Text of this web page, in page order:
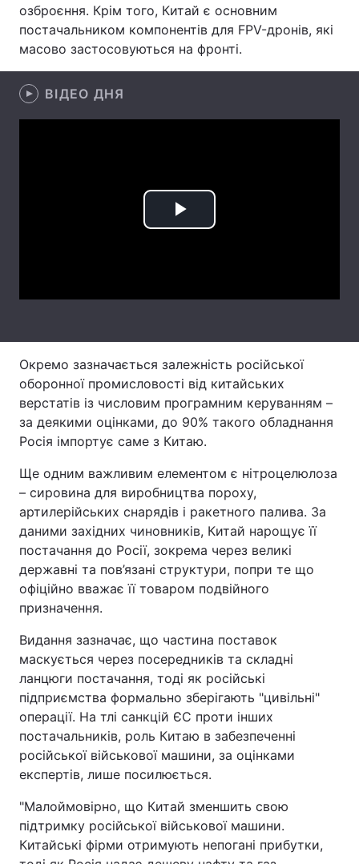
Архів Вакансії
Контакти
озброєння. Крім того, Китай є основним
постачальником компонентів для FPV-дронів, які
масово застосовуються на фронті.
ВІДЕО ДНЯ
Play
Окремо зазначається залежність російської
оборонної промисловості від китайських
верстатів із числовим програмним керуванням –
за деякими оцінками, до 90% такого обладнання
Росія імпортує саме з Китаю.
Ще одним важливим елементом є нітроцелюлоза
– сировина для виробництва пороху,
артилерійських снарядів і ракетного палива. За
даними західних чиновників, Китай нарощує її
постачання до Росії, зокрема через великі
державні та пов’язані структури, попри те що
офіційно вважає її товаром подвійного
призначення.
Видання зазначає, що частина поставок
маскується через посередників та складні
ланцюги постачання, тоді як російські
підприємства формально зберігають "цивільні"
операції. На тлі санкцій ЄС проти інших
постачальників, роль Китаю в забезпеченні
російської військової машини, за оцінками
експертів, лише посилюється.
"Малоймовірно, що Китай зменшить свою
підтримку російської військової машини.
Китайські фірми отримують непогані прибутки,